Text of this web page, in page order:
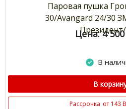
Паровая пушка
30/Avangard 24/30
Цена: 4 500
В
В
Рассрочка от 143